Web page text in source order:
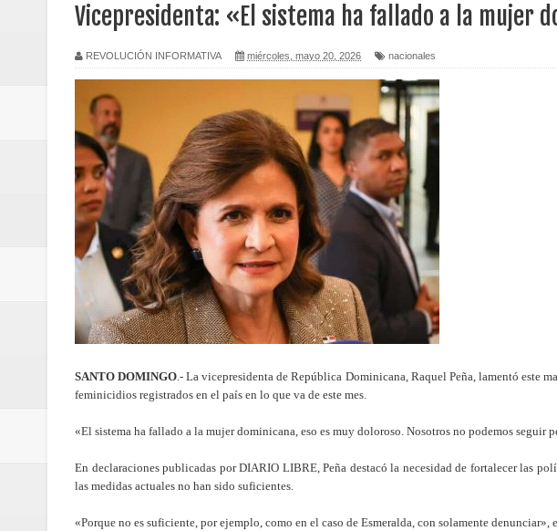
Presidente Abinader, junto a la vicepresidenta y
Caribe Santo Domingo 2026
Economía dominicana sufre dos duros golpes por parte
Presidente Abinader encabeza sexta edición del premio
Dirección Provincial de Salud intensifica acciones de
Tribunal ordena continuar juicio contra exprocurador
Más de 12,200 millones de pesos en bancos pertenecen
Tres meses de prisión para dos hermanos acusados de
Cifra de muertos por terremotos en Venezuela alcanza
Danilo da por seguro triunfo de PLD en elecciones del
Presidente Abinader inaugura el túnel de la Plaza de la
Dice bloqueo Ormuz no afecta logística RD, pero
Vicepresidenta: «El sistema ha fallado a la mujer
REVOLUCIÓN INFORMATIVA miércoles, mayo 20, 2026 nacionales
SANTO DOMINGO.- La vicepresidenta de República Dominicana, Raquel Peña, lamentó este
feminicidios registrados en el país en lo que va de este mes.
«El sistema ha fallado a la mujer dominicana, eso es muy doloroso. Nosotros no podemos
En declaraciones publicadas por DIARIO LIBRE, Peña destacó la necesidad de fortalecer las
las medidas actuales no han sido suficientes.
«Porque no es suficiente, por ejemplo, como en el caso de Esmeralda, con solamente denunciar»,